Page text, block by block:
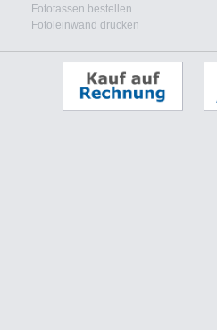
Fototassen bestellen
Fotoleinwand drucken